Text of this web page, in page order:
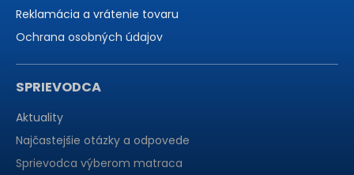
Reklamácia a vrátenie tovaru
Ochrana osobných údajov
SPRIEVODCA
Aktuality
Najčastejšie otázky a odpovede
Sprievodca výberom matraca